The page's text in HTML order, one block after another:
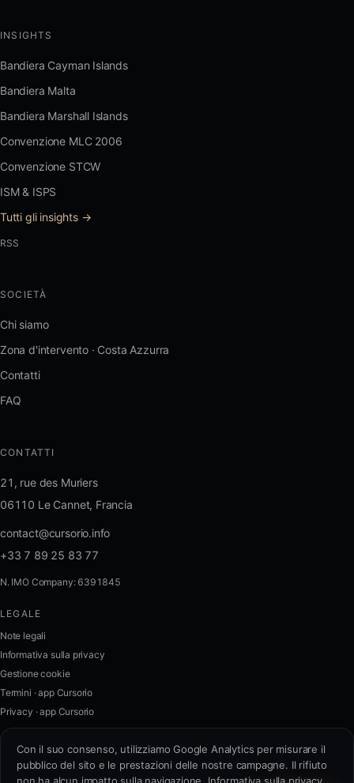
INSIGHTS
Bandiera Cayman Islands
Bandiera Malta
Bandiera Marshall Islands
Convenzione MLC 2006
Convenzione STCW
ISM & ISPS
Tutti gli insights →
RSS
SOCIETÀ
Chi siamo
Zona d'intervento · Costa Azzurra
Contatti
FAQ
CONTATTI
21, rue des Muriers
06110 Le Cannet, Francia
contact@cursorio.info
+33 7 89 25 83 77
N. IMO Company: 6391845
LEGALE
Note legali
Informativa sulla privacy
Gestione cookie
Termini · app Cursorio
Privacy · app Cursorio
Con il suo consenso, utilizziamo Google Analytics per misurare il
pubblico del sito e le prestazioni delle nostre campagne. Il rifiuto